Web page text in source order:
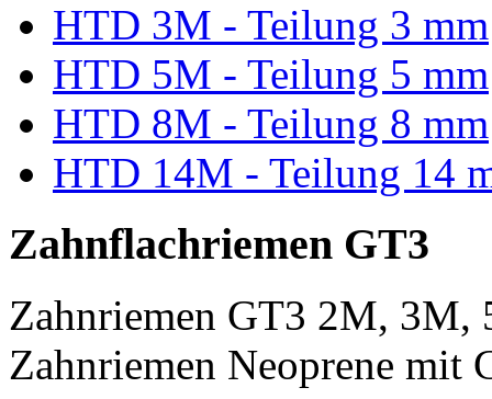
HTD 3M - Teilung 3 mm
HTD 5M - Teilung 5 mm
HTD 8M - Teilung 8 mm
HTD 14M - Teilung 14
Zahnflachriemen GT3
Zahnriemen GT3 2M, 3M,
Zahnriemen Neoprene mit